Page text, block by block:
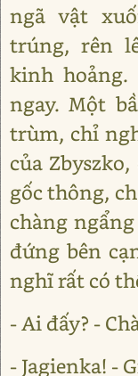
ngã vật
trúng, rên
kinh
ngay. Một
trùm, chỉ
của
gốc thông,
chàng
đứng bên
nghĩ rất có
- Ai đấy? -
- Jagienka! -